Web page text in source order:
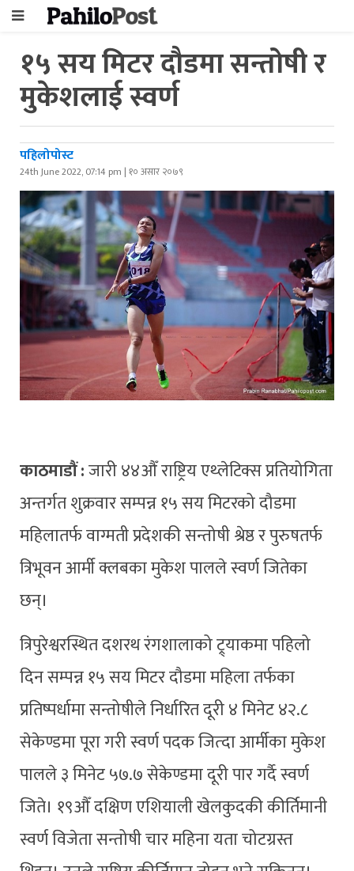
१५ सय मिटर दौडमा सन्तोषी र
मुकेशलाई स्वर्ण
पहिलोपोस्ट
24th June 2022, 07:14 pm | १० असार २०७९
काठमाडौं :जारी ४४औँ राष्ट्रिय एथ्लेटिक्स प्रतियोगिता
अन्तर्गत शुक्रवार सम्पन्न १५ सय मिटरको दौडमा
महिलातर्फ वाग्मती प्रदेशकी सन्तोषी श्रेष्ठ र पुरुषतर्फ
त्रिभूवन आर्मी क्लबका मुकेश पालले स्वर्ण जितेका
छन्।
त्रिपुरेश्वरस्थित दशरथ रंगशालाको ट्र्याकमा पहिलो
दिन सम्पन्न १५ सय मिटर दौडमा महिला तर्फका
प्रतिष्पर्धामा सन्तोषीले निर्धारित दूरी ४ मिनेट ४२.८
सेकेण्डमा पूरा गरी स्वर्ण पदक जित्दा आर्मीका मुकेश
पालले ३ मिनेट ५७.७ सेकेण्डमा दूरी पार गर्दै स्वर्ण
जिते। १९औँ दक्षिण एशियाली खेलकुदकी कीर्तिमानी
स्वर्ण विजेता सन्तोषी चार महिना यता चोटग्रस्त